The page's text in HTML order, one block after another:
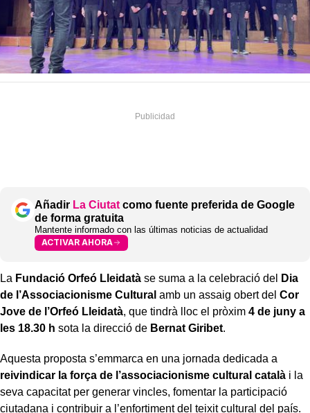
Añadir La Ciutat como fuente preferida de Google
de forma gratuita
Mantente informado con las últimas noticias de actualidad
ACTIVAR AHORA
La Fundació Orfeó Lleidatà se suma a la celebració del
Dia
de l’Associacionisme Cultural amb un assaig obert del Cor
Jove de l’Orfeó Lleidatà, que tindrà lloc el pròxim 4 de juny a
les 18.30 h sota la direcció de Bernat Giribet.
Aquesta proposta s’emmarca en una jornada dedicada a
reivindicar la força de l’associacionisme cultural català i la
seva capacitat per generar vincles, fomentar la participació
ciutadana i contribuir a l’enfortiment del teixit cultural del país.